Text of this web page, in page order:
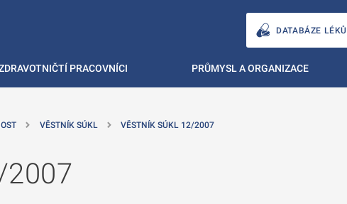
DATABÁZE LÉKŮ
PRACOVNÍCI PRŮMYSL A ORGANIZACE
VĚSTNÍK SÚKL VĚSTNÍK SÚKL 12/2007
2007